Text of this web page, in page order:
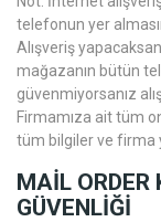
telefonun yer
Alışveriş
mağazanın bütün
güvenmiyorsanız
Firmamıza ait tüm
tüm bilgiler ve firma
MAİL ORDER
GÜVENLİĞİ